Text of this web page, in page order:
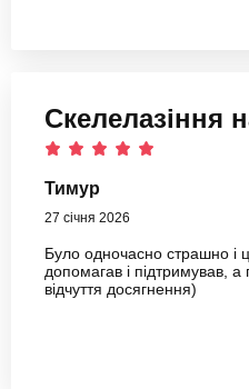
Скелелазіння
Тимур
27 січня 2026
Було одночасно страшно і
допомагав і підтримував,
відчуття досягнення)